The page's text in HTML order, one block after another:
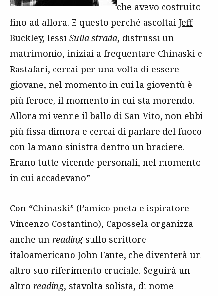
che avevo costruito
fino ad allora. E questo perché ascoltai Jeff
Buckley, lessi Sulla strada, distrussi un
matrimonio, iniziai a frequentare Chinaski e
Rastafari, cercai per una volta di essere
giovane, nel momento in cui la gioventù è
più feroce, il momento in cui sta morendo.
Allora mi venne il ballo di San Vito, non ebbi
più fissa dimora e cercai di parlare del fuoco
con la mano sinistra dentro un braciere.
Erano tutte vicende personali, nel momento
in cui accadevano”.
Con “Chinaski” (l’amico poeta e ispiratore
Vincenzo Costantino), Capossela organizza
anche un readingsullo scrittore
italoamericano John Fante, che diventerà un
altro suo riferimento cruciale. Seguirà un
altro reading, stavolta solista, di nome